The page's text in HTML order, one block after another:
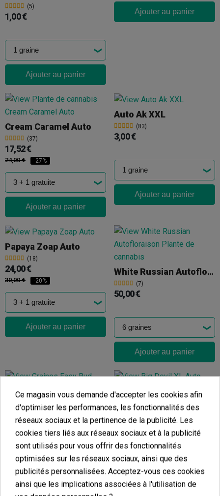
(5)
1,00 €
Ajouter au panier
Ajouter au panier
Cream Caramel Auto
(37)
17,52 €
24,00 € -27%
Ajouter au panier
Auto Ak XXL
(83)
3,00 €
Ajouter au panier
Papaya Zoap Auto
(18)
24,00 €
30,00 € -20%
Ajouter au panier
White Russian Autofloraison
(7)
50,00 €
Ajouter au panier
Easy Bud Auto
(8)
14,32 €
15,91 € -10%
Big Devil XL Auto
(18)
25,60 €
32,00 € -20%
Ajouter au panier
Ce magasin vous demande d'accepter les cookies afin
d'optimiser les performances, les fonctionnalités des
réseaux sociaux et la pertinence de la publicité. Les
cookies tiers liés aux réseaux sociaux et à la publicité
sont utilisés pour vous offrir des fonctionnalités
optimisées sur les réseaux sociaux, ainsi que des
publicités personnalisées. Acceptez-vous ces cookies
ainsi que les implications associées à l'utilisation de